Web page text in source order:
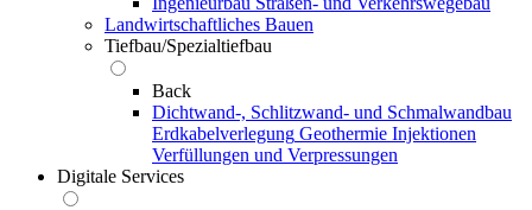
Landwirtschaftliches Bauen
Tiefbau/Spezialtiefbau
Back
Dichtwand-, Schlitzwand- und Schmalwandbau
Erdkabelverlegung Geothermie Injektionen
Verfüllungen und Verpressungen
Digitale Services